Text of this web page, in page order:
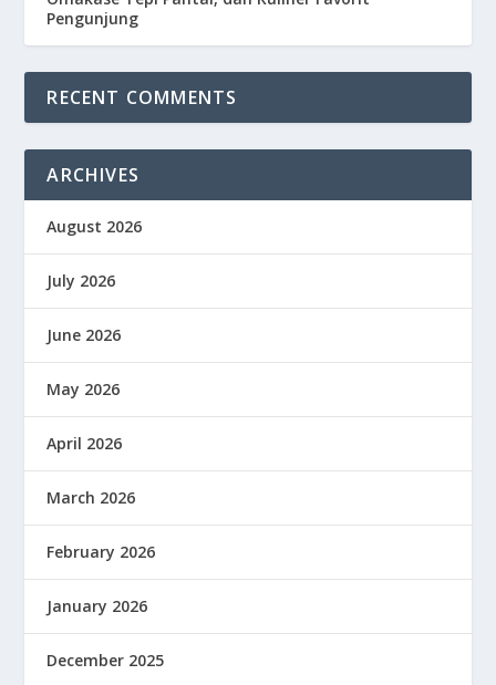
Pengunjung
RECENT COMMENTS
ARCHIVES
August 2026
July 2026
June 2026
May 2026
April 2026
March 2026
February 2026
January 2026
December 2025